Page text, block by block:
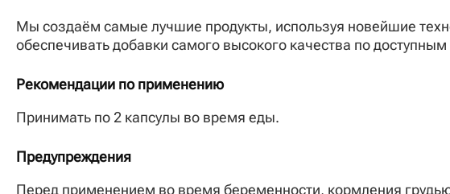
Мы создаём самые лучшие продукты, используя новейшие
обеспечивать добавки самого высокого качества по
Рекомендации по применению
Принимать по 2 капсулы во время еды.
Предупреждения
Перед применением во время беременности, кормления